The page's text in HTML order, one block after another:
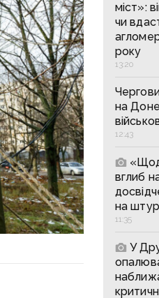
міст»:
чи
року
13:20
на
12:43
вглиб
на
11:35
У